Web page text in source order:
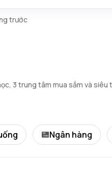
trước
3 trung tâm mua sắm và siêu
Ngân hàng